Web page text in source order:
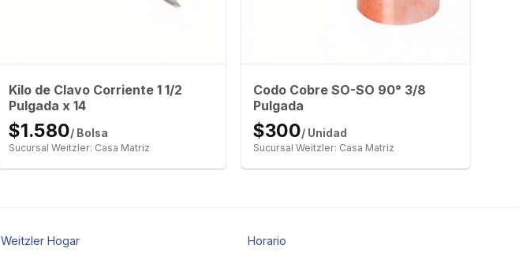
Kilo de Clavo Corriente 1 1/2
Pulgada x 14
$1.580/ Bolsa
Sucursal Weitzler: Casa Matriz
Codo Cobre SO-SO 90° 3/8
Pulgada
$300/ Unidad
Sucursal Weitzler: Casa Matriz
Weitzler Hogar Horario